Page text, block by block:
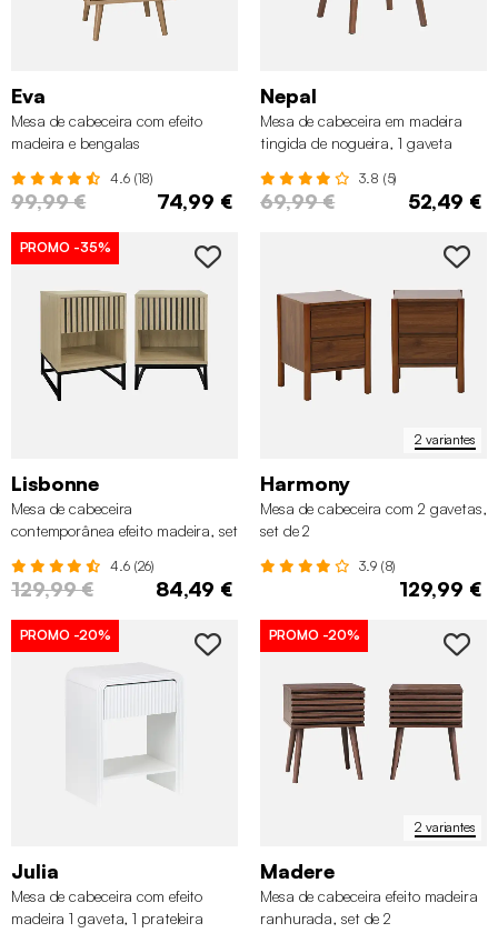
Eva
Mesa de cabeceira com efeito
madeira e bengalas
4.6 (18)
99,99 € 74,99 €
Nepal
Mesa de cabeceira em madeira
tingida de nogueira, 1 gaveta
3.8 (5)
69,99 € 52,49 €
PROMO -35%
Lisbonne
Mesa de cabeceira
contemporânea efeito madeira, set
4.6 (26)
129,99 € 84,49 €
2 variantes
Harmony
Mesa de cabeceira com 2 gavetas,
set de 2
3.9 (8)
129,99 €
PROMO -20%
Julia
Mesa de cabeceira com efeito
madeira 1 gaveta, 1 prateleira
2 variantes
PROMO -20%
Madere
Mesa de cabeceira efeito madeira
ranhurada, set de 2